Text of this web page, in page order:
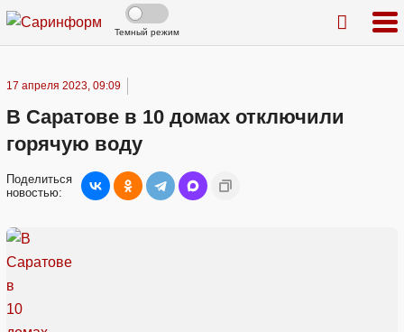
Темный режим
17 апреля 2023, 09:09
В Саратове в 10 домах отключили
горячую воду
Поделиться
новостью: